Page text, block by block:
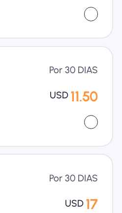
Por 30 DIAS
USD 11.50
Por 30 DIAS
USD 17